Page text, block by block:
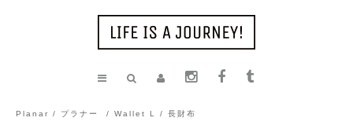
Planar / プラナー / Wallet L / 長財布